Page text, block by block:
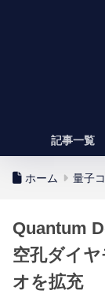
記事一覧
ホーム 量子
Quantum
空孔ダイ
オを拡充